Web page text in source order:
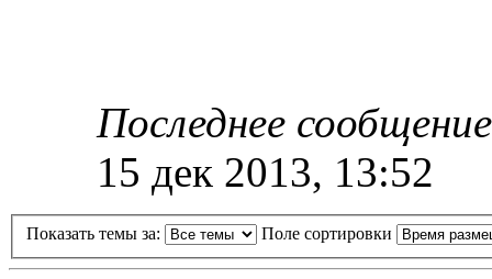
Последнее
15 дек 2013, 13:52
Показать темы за: Поле сортировки